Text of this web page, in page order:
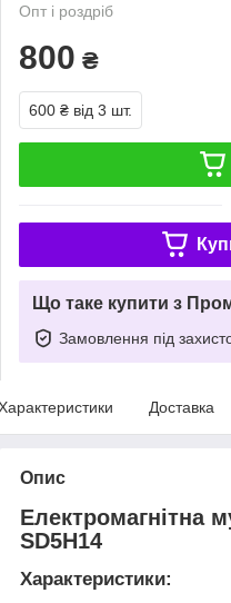
Опт і роздріб
800 ₴
600 ₴ від 3 шт.
Що таке купити з
Замовлення під
Доставка
Опис
Електромагнітна
SD5H14
Характеристики: